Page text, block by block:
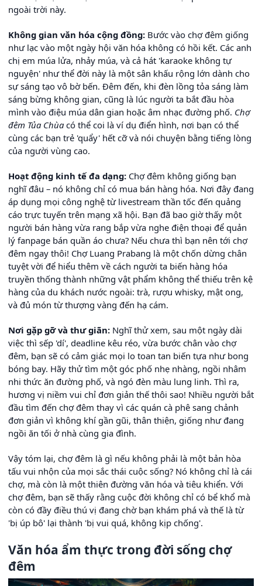
ngoài trời này.
Không gian văn hóa cộng đồng: Bước vào chợ đêm giống
như lạc vào một ngày hội văn hóa không có hồi kết. Các anh
chị em múa lửa, nhảy múa, và cả hát 'karaoke không tự
nguyện' như thể đời này là một sân khấu rộng lớn dành cho
sự sáng tạo vô bờ bến. Đêm đến, khi đèn lồng tỏa sáng làm
sáng bừng không gian, cũng là lúc người ta bắt đầu hòa
mình vào điệu múa dân gian hoặc âm nhạc đường phố. Chợ
đêm Tủa Chùa có thể coi là ví dụ điển hình, nơi bạn có thể
cùng các bạn trẻ 'quẩy' hết cỡ và nói chuyện bằng tiếng lòng
của người vùng cao.
Hoạt động kinh tế đa dạng: Chợ đêm không giống bạn
nghĩ đâu – nó không chỉ có mua bán hàng hóa. Nơi đây đang
áp dụng mọi công nghệ từ livestream thần tốc đến quảng
cáo trực tuyến trên mạng xã hội. Bạn đã bao giờ thấy một
người bán hàng vừa rang bắp vừa nghe điện thoại để quản
lý fanpage bán quần áo chưa? Nếu chưa thì bạn nên tới chợ
đêm ngay thôi! Chợ Luang Prabang là một chốn dừng chân
tuyệt vời để hiểu thêm về cách người ta biến hàng hóa
truyền thống thành những vật phẩm không thể thiếu trên kệ
hàng của du khách nước ngoài: trà, rượu whisky, mật ong,
và đủ món từ thượng vàng đến hạ cám.
Nơi gặp gỡ và thư giãn: Nghĩ thử xem, sau một ngày dài
việc thì sếp 'dí', deadline kêu réo, vừa bước chân vào chợ
đêm, bạn sẽ có cảm giác mọi lo toan tan biến tựa như bong
bóng bay. Hãy thử tìm một góc phố nhẹ nhàng, ngồi nhâm
nhi thức ăn đường phố, và ngó đèn màu lung linh. Thì ra,
hương vị niềm vui chỉ đơn giản thế thôi sao! Nhiều người bắt
đầu tìm đến chợ đêm thay vì các quán cà phê sang chảnh
đơn giản vì không khí gần gũi, thân thiện, giống như đang
ngồi ăn tối ở nhà cùng gia đình.
Vậy tóm lại, chợ đêm là gì nếu không phải là một bản hòa
tấu vui nhộn của mọi sắc thái cuộc sống? Nó không chỉ là cái
chợ, mà còn là một thiên đường văn hóa và tiêu khiển. Với
chợ đêm, bạn sẽ thấy rằng cuộc đời không chỉ có bể khổ mà
còn có đầy điều thú vị đang chờ bạn khám phá và thế là từ
'bị úp bô' lại thành 'bị vui quá, không kịp chống'.
Văn hóa ẩm thực trong đời sống chợ
đêm